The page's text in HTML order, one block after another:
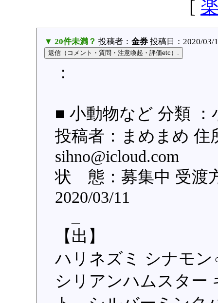
[
▼ 20件未満？ 投稿者： 金券投稿日：2020/03/
：
■ 小動物など 分類 ：
投稿者：まめまめ 住
状 態：募集中 受渡
2020/03/11
【出】
ハリネズミ シナモ
シリアンハムスター